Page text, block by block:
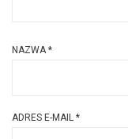
NAZWA *
ADRES E-MAIL *